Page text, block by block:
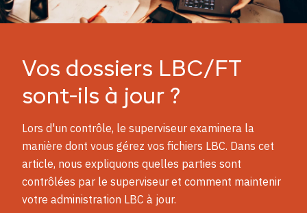
Vos dossiers LBC/FT
sont-ils à jour ?
Lors d'un contrôle, le superviseur examinera la
manière dont vous gérez vos fichiers LBC. Dans cet
article, nous expliquons quelles parties sont
contrôlées par le superviseur et comment maintenir
votre administration LBC à jour.